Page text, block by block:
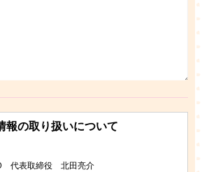
報の取り扱いについて
代表取締役 北田亮介